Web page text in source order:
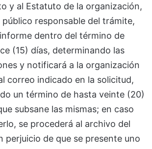
y al Estatuto de la organización,
público responsable del trámite,
dentro del término de
(15) días, determinando las
y notificará a la organización
correo indicado en la solicitud,
un término de hasta veinte (20)
subsane las mismas; en caso
se procederá al archivo del
perjuicio de que se presente uno